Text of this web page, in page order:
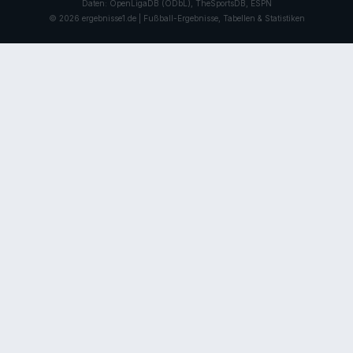
Daten: OpenLigaDB (ODbL), TheSportsDB, ESPN
© 2026 ergebnisse1.de | Fußball-Ergebnisse, Tabellen & Statistiken